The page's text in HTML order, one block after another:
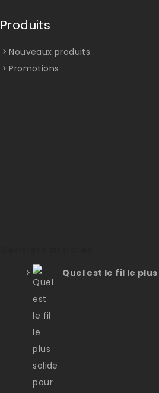
Produits
Nouveaux produits
Promotions
Quel est le fil le